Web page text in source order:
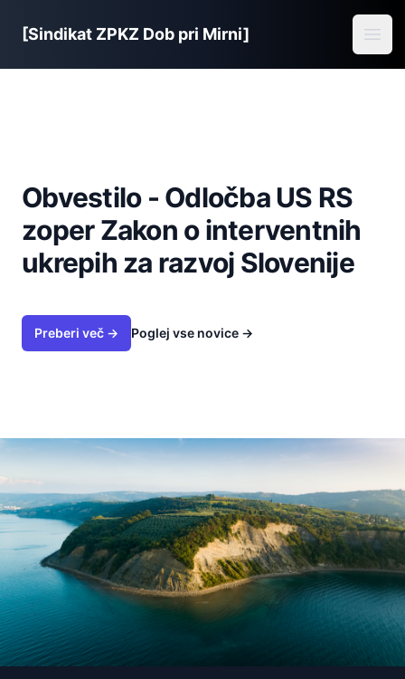
Sindikat ZPKZ Dob pri Mirni
[Sindikat ZPKZ Dob pri Mirni]
Obvestilo - Odločba US RS
zoper Zakon o interventnih
ukrepih za razvoj Slovenije
Preberi več → Poglej vse novice →